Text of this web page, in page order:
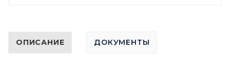
ОПИСАНИЕ ДОКУМЕНТЫ